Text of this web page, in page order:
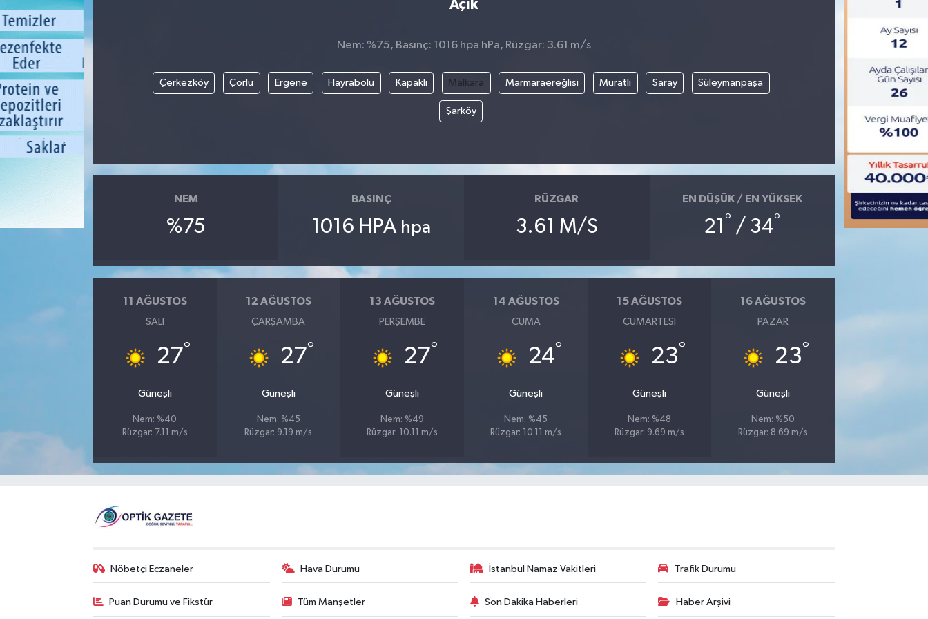
Açık
Nem: %75, Basınç: 1016 hpa hPa, Rüzgar: 3.61 m/s
Çerkezköy Çorlu Ergene Hayrabolu Kapaklı Malkara Marmaraereğlisi Muratlı Saray Süleymanpaşa
Şarköy
NEM
%75
BASINÇ
1016 HPA hpa
RÜZGAR
3.61 M/S
EN DÜŞÜK / EN YÜKSEK
21 ° / 34°
11 AĞUSTOS
SALI
27°
Güneşli
Nem: %40
Rüzgar: 7.11 m/s
12 AĞUSTOS
ÇARŞAMBA
27°
Güneşli
Nem: %45
Rüzgar: 9.19 m/s
13 AĞUSTOS
PERŞEMBE
27°
Güneşli
Nem: %49
Rüzgar: 10.11 m/s
14 AĞUSTOS
CUMA
24°
Güneşli
Nem: %45
Rüzgar: 10.11 m/s
15 AĞUSTOS
CUMARTESI
23°
Güneşli
Nem: %48
Rüzgar: 9.69 m/s
16 AĞUSTOS
PAZAR
23°
Güneşli
Nem: %50
Rüzgar: 8.69 m/s
Nöbetçi Eczaneler Hava Durumu İstanbul Namaz Vakitleri Trafik Durumu
Puan Durumu ve Fikstür Tüm Manşetler Son Dakika Haberleri Haber Arşivi